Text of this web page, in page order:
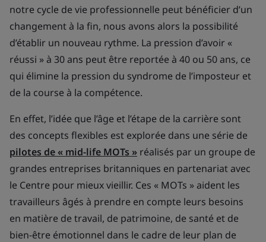
notre cycle de vie professionnelle peut bénéficier d’un
changement à la fin, nous avons alors la possibilité
d’établir un nouveau rythme. La pression d’avoir «
réussi » à 30 ans peut être reportée à 40 ou 50 ans, ce
qui élimine la pression du syndrome de l’imposteur et
de la course à la compétence.
En effet, l’idée que l’âge et l’étape de la carrière sont
des concepts flexibles est explorée dans une série de
pilotes de « mid-life MOTs » réalisés par un groupe de
grandes entreprises britanniques en partenariat avec
le Centre pour mieux vieillir. Ces « MOTs » aident les
travailleurs âgés à prendre en compte leurs besoins
en matière de travail, de patrimoine, de santé et de
bien-être émotionnel dans le cadre de leur plan de